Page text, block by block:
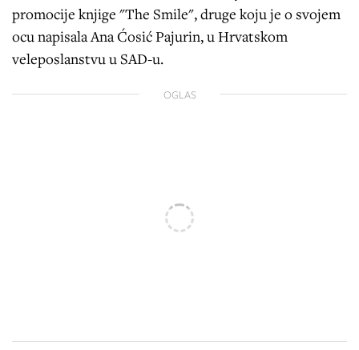
promocije knjige "The Smile", druge koju je o svojem
ocu napisala Ana Ćosić Pajurin, u Hrvatskom
veleposlanstvu u SAD-u.
OGLAS